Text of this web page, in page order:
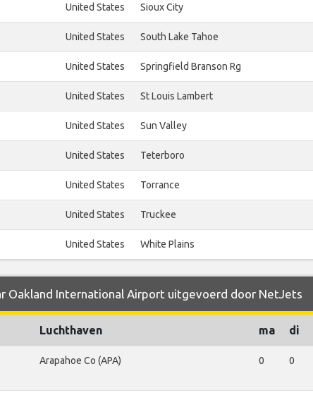
United States Sioux City
United States South Lake Tahoe
United States Springfield Branson Rg
United States St Louis Lambert
United States Sun Valley
United States Teterboro
United States Torrance
United States Truckee
United States White Plains
Oakland International Airport uitgevoerd door NetJets
Luchthaven ma di
Arapahoe Co (APA) 0 0